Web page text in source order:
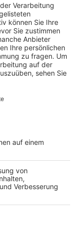
tabu.
Taschen- und
gilt
um 3
auf
hat nach